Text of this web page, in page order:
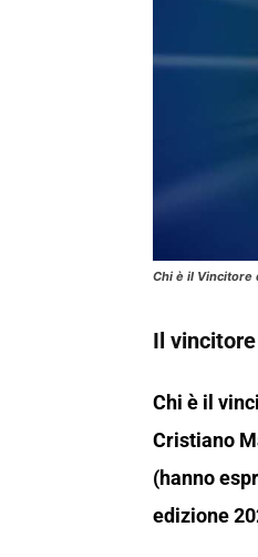
Chi è il Vincitore
Il
Chi è il
Cristiano
(hanno
edizione